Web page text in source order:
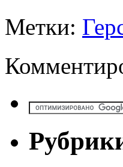
Метки: